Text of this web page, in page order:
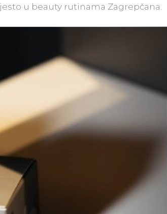
u beauty rutinama Zagrepčana.